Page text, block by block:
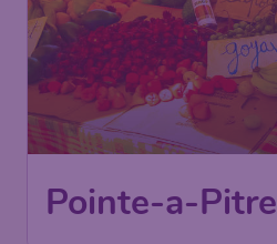
Pointe-a-Pitre